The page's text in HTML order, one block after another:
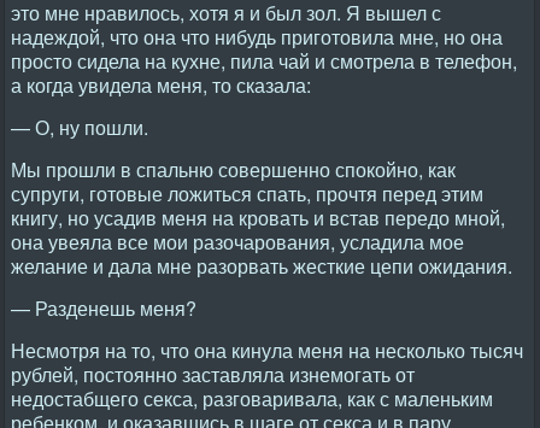
это мне нравилось, хотя я и был зол. Я вышел с
надеждой, что она что нибудь приготовила мне, но она
просто сидела на кухне, пила чай и смотрела в телефон,
а когда увидела меня, то сказала:
— О, ну пошли.
Мы прошли в спальню совершенно спокойно, как
супруги, готовые ложиться спать, прочтя перед этим
книгу, но усадив меня на кровать и встав передо мной,
она увеяла все мои разочарования, усладила мое
желание и дала мне разорвать жесткие цепи ожидания.
— Разденешь меня?
Несмотря на то, что она кинула меня на несколько тысяч
рублей, постоянно заставляла изнемогать от
недостабщего секса, разговаривала, как с маленьким